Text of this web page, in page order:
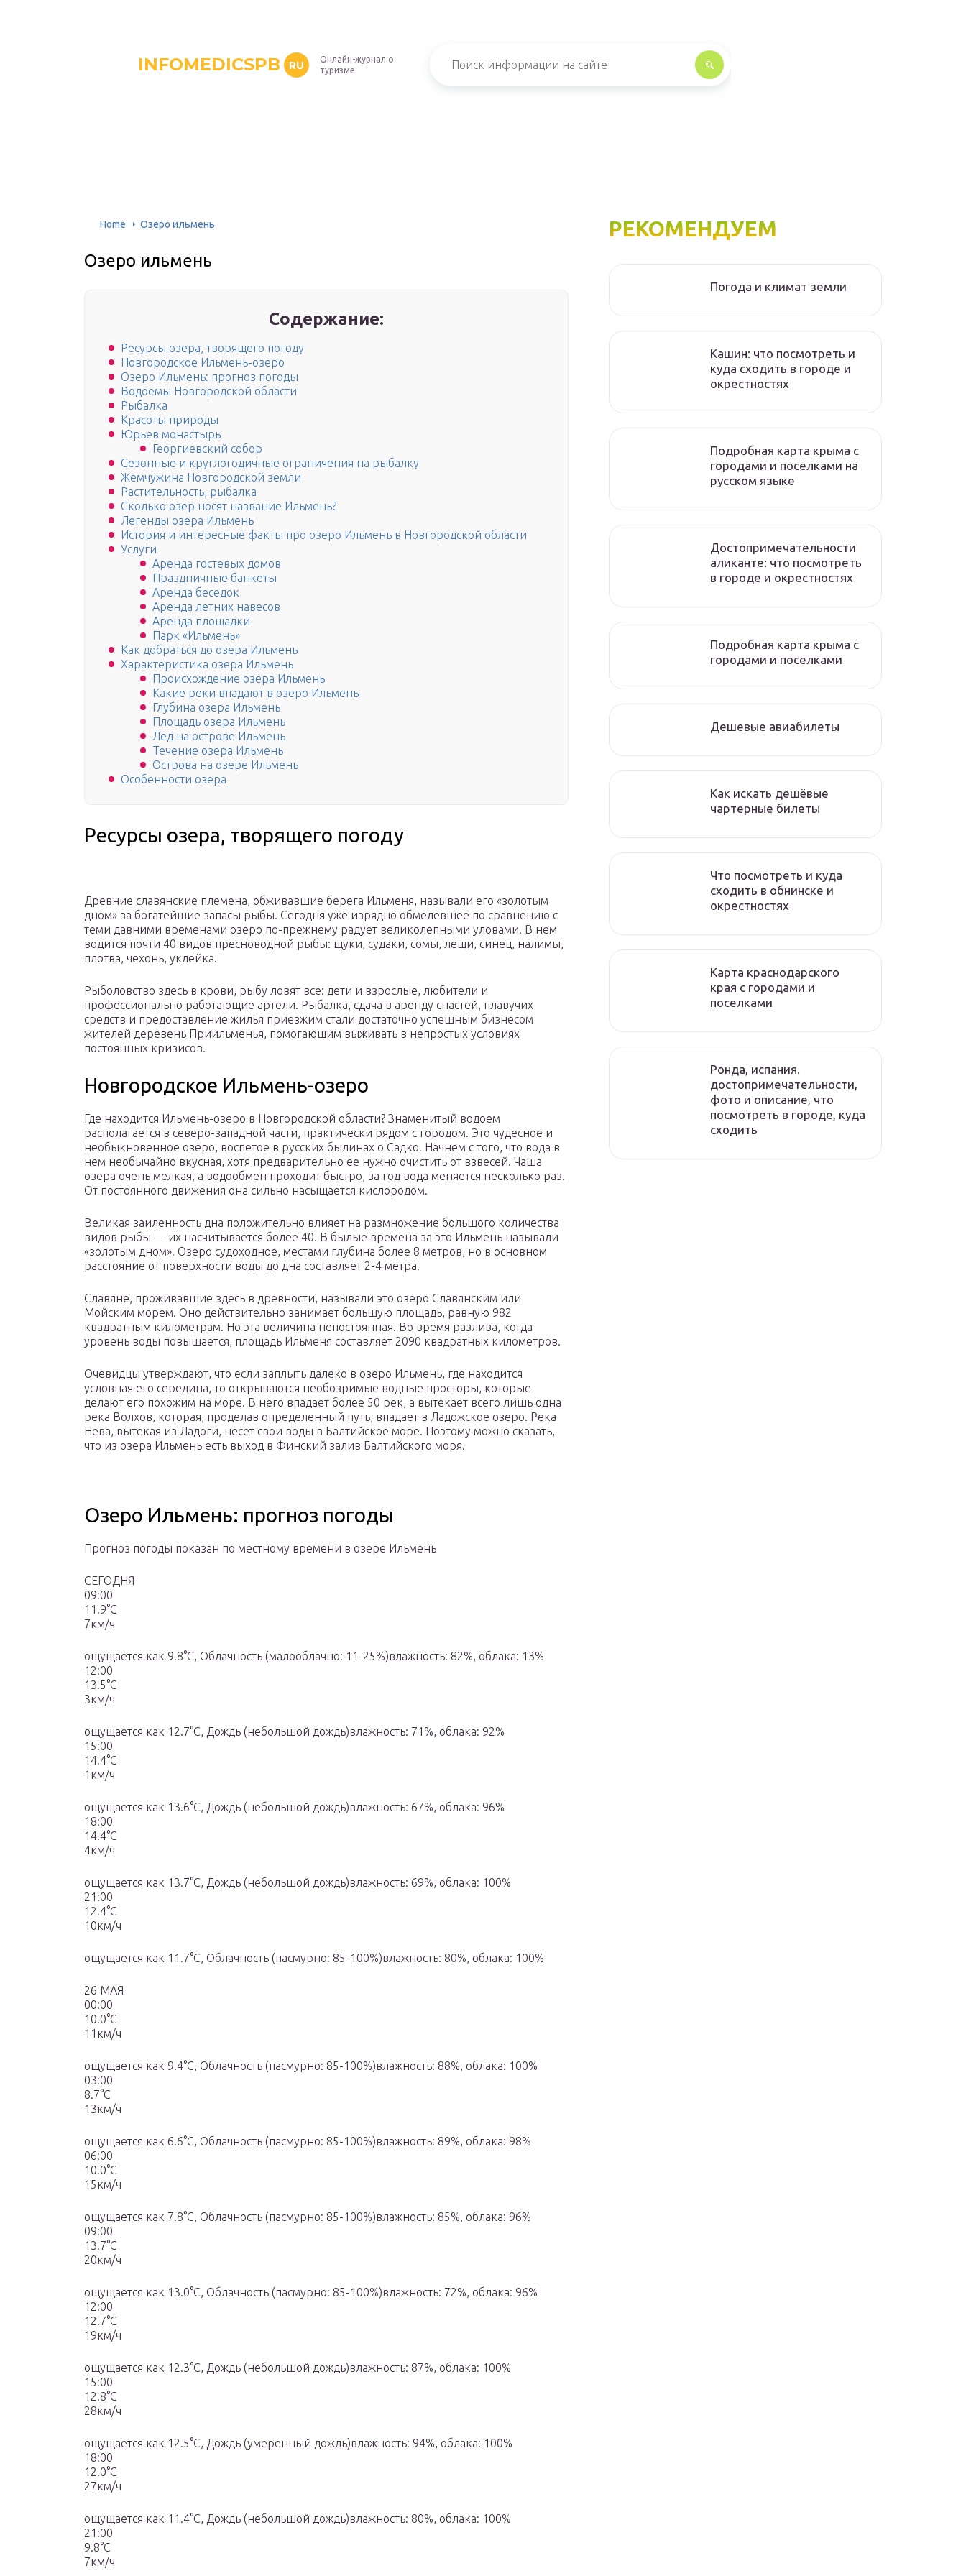
INFOMEDICSPB RU
Онлайн-журнал о
туризме
Home Озеро ильмень
Озеро ильмень
Содержание:
Ресурсы озера, творящего погоду
Новгородское Ильмень-озеро
Озеро Ильмень: прогноз погоды
Водоемы Новгородской области
Рыбалка
Красоты природы
Юрьев монастырь
Георгиевский собор
Сезонные и круглогодичные ограничения на рыбалку
Жемчужина Новгородской земли
Растительность, рыбалка
Сколько озер носят название Ильмень?
Легенды озера Ильмень
История и интересные факты про озеро Ильмень в Новгородской области
Услуги
Аренда гостевых домов
Праздничные банкеты
Аренда беседок
Аренда летних навесов
Аренда площадки
Парк «Ильмень»
Как добраться до озера Ильмень
Характеристика озера Ильмень
Происхождение озера Ильмень
Какие реки впадают в озеро Ильмень
Глубина озера Ильмень
Площадь озера Ильмень
Лед на острове Ильмень
Течение озера Ильмень
Острова на озере Ильмень
Особенности озера
Ресурсы озера, творящего погоду
Древние славянские племена, обживавшие берега Ильменя, называли его «золотым
дном» за богатейшие запасы рыбы. Сегодня уже изрядно обмелевшее по сравнению с
теми давними временами озеро по-прежнему радует великолепными уловами. В нем
водится почти 40 видов пресноводной рыбы: щуки, судаки, сомы, лещи, синец, налимы,
плотва, чехонь, уклейка.
Рыболовство здесь в крови, рыбу ловят все: дети и взрослые, любители и
профессионально работающие артели. Рыбалка, сдача в аренду снастей, плавучих
средств и предоставление жилья приезжим стали достаточно успешным бизнесом
жителей деревень Приильменья, помогающим выживать в непростых условиях
постоянных кризисов.
Новгородское Ильмень-озеро
Где находится Ильмень-озеро в Новгородской области? Знаменитый водоем
располагается в северо-западной части, практически рядом с городом. Это чудесное и
необыкновенное озеро, воспетое в русских былинах о Садко. Начнем с того, что вода в
нем необычайно вкусная, хотя предварительно ее нужно очистить от взвесей. Чаша
озера очень мелкая, а водообмен проходит быстро, за год вода меняется несколько раз.
От постоянного движения она сильно насыщается кислородом.
Великая заиленность дна положительно влияет на размножение большого количества
видов рыбы — их насчитывается более 40. В былые времена за это Ильмень называли
«золотым дном». Озеро судоходное, местами глубина более 8 метров, но в основном
расстояние от поверхности воды до дна составляет 2-4 метра.
Славяне, проживавшие здесь в древности, называли это озеро Славянским или
Мойским морем. Оно действительно занимает большую площадь, равную 982
квадратным километрам. Но эта величина непостоянная. Во время разлива, когда
уровень воды повышается, площадь Ильменя составляет 2090 квадратных километров.
Очевидцы утверждают, что если заплыть далеко в озеро Ильмень, где находится
условная его середина, то открываются необозримые водные просторы, которые
делают его похожим на море. В него впадает более 50 рек, а вытекает всего лишь одна
река Волхов, которая, проделав определенный путь, впадает в Ладожское озеро. Река
Нева, вытекая из Ладоги, несет свои воды в Балтийское море. Поэтому можно сказать,
что из озера Ильмень есть выход в Финский залив Балтийского моря.
Озеро Ильмень: прогноз погоды
Прогноз погоды показан по местному времени в озере Ильмень
СЕГОДНЯ
09:00
11.9°C
7км/ч
ощущается как 9.8°C, Облачность (малооблачно: 11-25%)влажность: 82%, облака: 13%
12:00
13.5°C
3км/ч
ощущается как 12.7°C, Дождь (небольшой дождь)влажность: 71%, облака: 92%
15:00
14.4°C
1км/ч
ощущается как 13.6°C, Дождь (небольшой дождь)влажность: 67%, облака: 96%
18:00
14.4°C
4км/ч
ощущается как 13.7°C, Дождь (небольшой дождь)влажность: 69%, облака: 100%
21:00
12.4°C
10км/ч
ощущается как 11.7°C, Облачность (пасмурно: 85-100%)влажность: 80%, облака: 100%
26 МАЯ
00:00
10.0°C
11км/ч
ощущается как 9.4°C, Облачность (пасмурно: 85-100%)влажность: 88%, облака: 100%
03:00
8.7°C
13км/ч
ощущается как 6.6°C, Облачность (пасмурно: 85-100%)влажность: 89%, облака: 98%
06:00
10.0°C
15км/ч
ощущается как 7.8°C, Облачность (пасмурно: 85-100%)влажность: 85%, облака: 96%
09:00
13.7°C
20км/ч
ощущается как 13.0°C, Облачность (пасмурно: 85-100%)влажность: 72%, облака: 96%
12:00
12.7°C
19км/ч
ощущается как 12.3°C, Дождь (небольшой дождь)влажность: 87%, облака: 100%
15:00
12.8°C
28км/ч
ощущается как 12.5°C, Дождь (умеренный дождь)влажность: 94%, облака: 100%
18:00
12.0°C
27км/ч
ощущается как 11.4°C, Дождь (небольшой дождь)влажность: 80%, облака: 100%
21:00
9.8°C
7км/ч
РЕКОМЕНДУЕМ
Погода и климат земли
Кашин: что посмотреть и
куда сходить в городе и
окрестностях
Подробная карта крыма с
городами и поселками на
русском языке
Достопримечательности
аликанте: что посмотреть
в городе и окрестностях
Подробная карта крыма с
городами и поселками
Дешевые авиабилеты
Как искать дешёвые
чартерные билеты
Что посмотреть и куда
сходить в обнинске и
окрестностях
Карта краснодарского
края с городами и
поселками
Ронда, испания.
достопримечательности,
фото и описание, что
посмотреть в городе, куда
сходить